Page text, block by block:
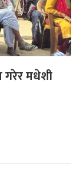
गरेर मधेशी